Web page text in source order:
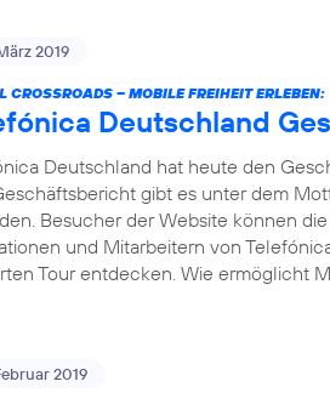
2019
CROSSROADS – MOBILE FREIHEIT ERLEBEN:
Deutschland
Deutschland hat heute den
gibt es unter dem
Besucher der Website können
und Mitarbeitern von
Tour entdecken. Wie ermöglicht
2019